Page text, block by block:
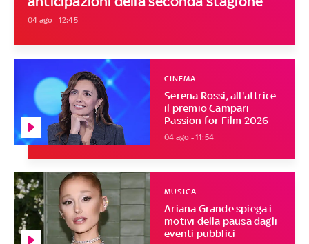
04 ago - 12:45
Serena Rossi, all'attrice
il premio Campari
Passion for Film 2026
CINEMA
04 ago - 11:54
Ariana Grande spiega i
motivi della pausa dagli
eventi pubblici
MUSICA